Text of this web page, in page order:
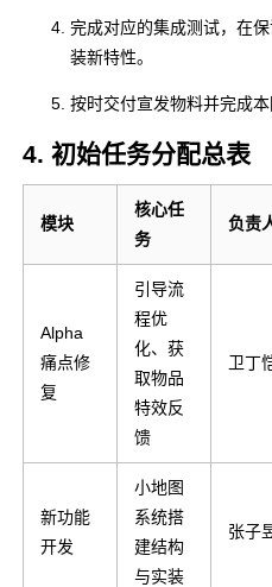
完成对应的集成测试，在
装新特性。
按时交付宣发物料并完成本
4. 初始任务分配总表
模块
核心任
务
负责
Alpha
痛点修
复
引导流
程优
化、获
取物品
特效反
馈
卫丁
新功能
开发
小地图
系统搭
建结构
与实装
张子